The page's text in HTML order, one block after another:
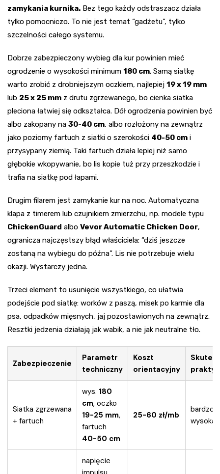
zamykania kurnika. Bez tego każdy odstraszacz działa
tylko pomocniczo. To nie jest temat “gadżetu”, tylko
szczelności całego systemu.
Dobrze zabezpieczony wybieg dla kur powinien mieć
ogrodzenie o wysokości minimum 180 cm. Samą siatkę
warto zrobić z drobniejszym oczkiem, najlepiej 19 x 19 mm
lub 25 x 25 mm z drutu zgrzewanego, bo cienka siatka
pleciona łatwiej się odkształca. Dół ogrodzenia powinien być
albo zakopany na 30-40 cm, albo rozłożony na zewnątrz
jako poziomy fartuch z siatki o szerokości 40-50 cm i
przysypany ziemią. Taki fartuch działa lepiej niż samo
głębokie wkopywanie, bo lis kopie tuż przy przeszkodzie i
trafia na siatkę pod łapami.
Drugim filarem jest zamykanie kur na noc. Automatyczna
klapa z timerem lub czujnikiem zmierzchu, np. modele typu
ChickenGuard albo Vevor Automatic Chicken Door,
ogranicza najczęstszy błąd właściciela: “dziś jeszcze
zostaną na wybiegu do późna”. Lis nie potrzebuje wielu
okazji. Wystarczy jedna.
Trzeci element to usunięcie wszystkiego, co ułatwia
podejście pod siatkę: worków z paszą, misek po karmie dla
psa, odpadków mięsnych, jaj pozostawionych na zewnątrz.
Resztki jedzenia działają jak wabik, a nie jak neutralne tło.
Zabezpieczenie
Parametr
techniczny
Koszt
orientacyjny
Siatka zgrzewana
+ fartuch
wys. 180
cm, oczko
19-25 mm,
fartuch
40-50 cm
25-60 zł/mb
bardzo
wysoka
napięcie